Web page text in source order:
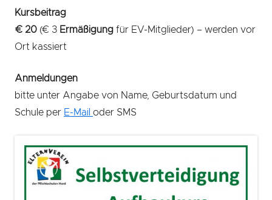
Kursbeitrag
€ 20 (€ 3 Ermäßigung für EV-Mitglieder) – werden vor
Ort kassiert
Anmeldungen
bitte unter Angabe von Name, Geburtsdatum und
Schule per E-Mail oder SMS